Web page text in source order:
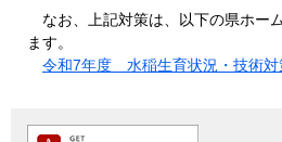
なお、上記対策は、以下の県ホー
ます。
令和7年度 水稲生育状況・技術対